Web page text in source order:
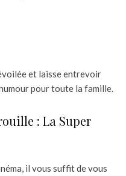
et laisse entrevoir
pour toute la famille.
: La Super
il vous suffit de vous